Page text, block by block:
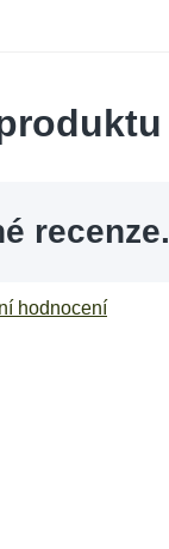
recenze.
hodnocení